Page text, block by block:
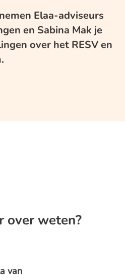
Elaa-adviseurs
en Sabina Mak je
over het RESV en
over weten?
van